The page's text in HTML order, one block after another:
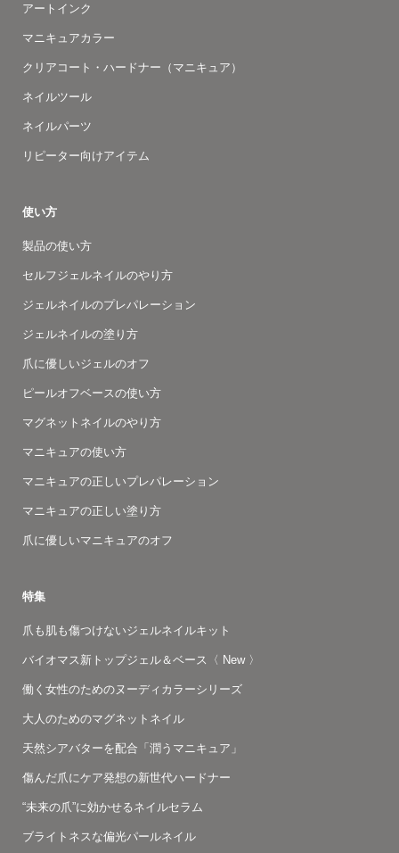
アートインク
マニキュアカラー
クリアコート・ハードナー（マニキュア）
ネイルツール
ネイルパーツ
リピーター向けアイテム
使い方
製品の使い方
セルフジェルネイルのやり方
ジェルネイルのプレパレーション
ジェルネイルの塗り方
爪に優しいジェルのオフ
ピールオフベースの使い方
マグネットネイルのやり方
マニキュアの使い方
マニキュアの正しいプレパレーション
マニキュアの正しい塗り方
爪に優しいマニキュアのオフ
特集
爪も肌も傷つけないジェルネイルキット
バイオマス新トップジェル＆ベース〈 New 〉
働く女性のためのヌーディカラーシリーズ
大人のためのマグネットネイル
天然シアバターを配合「潤うマニキュア」
傷んだ爪にケア発想の新世代ハードナー
“未来の爪”に効かせるネイルセラム
ブライトネスな偏光パールネイル